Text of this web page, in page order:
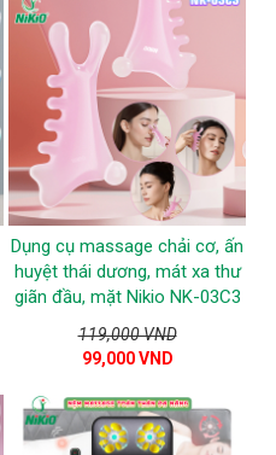
Dụng cụ massage chải cơ, ấn
huyệt thái dương, mát xa thư
giãn đầu, mặt Nikio NK-03C3
119,000 VND
99,000 VND